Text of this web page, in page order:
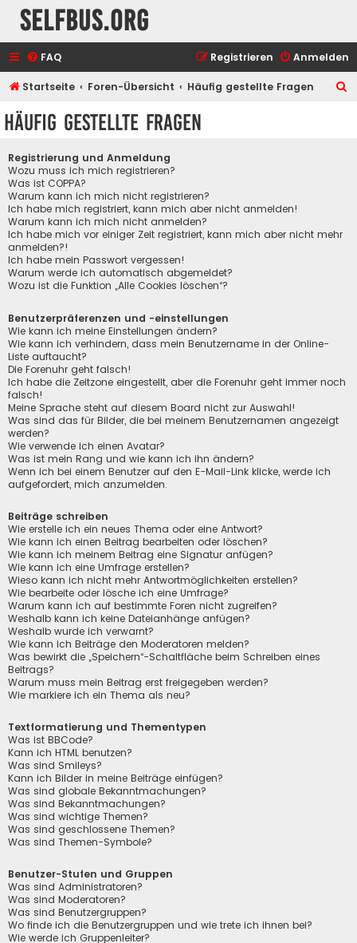
selfbus.org
FAQ Anmelden
Registrieren
Startseite Foren-Übersicht Häufig gestellte Fragen
Häufig gestellte Fragen
Registrierung und Anmeldung
Wozu muss ich mich registrieren?
Was ist COPPA?
Warum kann ich mich nicht registrieren?
Ich habe mich registriert, kann mich aber nicht anmelden!
Warum kann ich mich nicht anmelden?
Ich habe mich vor einiger Zeit registriert, kann mich aber nicht mehr
anmelden?!
Ich habe mein Passwort vergessen!
Warum werde ich automatisch abgemeldet?
Wozu ist die Funktion „Alle Cookies löschen“?
Benutzerpräferenzen und -einstellungen
Wie kann ich meine Einstellungen ändern?
Wie kann ich verhindern, dass mein Benutzername in der Online-
Liste auftaucht?
Die Forenuhr geht falsch!
Ich habe die Zeitzone eingestellt, aber die Forenuhr geht immer noch
falsch!
Meine Sprache steht auf diesem Board nicht zur Auswahl!
Was sind das für Bilder, die bei meinem Benutzernamen angezeigt
werden?
Wie verwende ich einen Avatar?
Was ist mein Rang und wie kann ich ihn ändern?
Wenn ich bei einem Benutzer auf den E-Mail-Link klicke, werde ich
aufgefordert, mich anzumelden.
Beiträge schreiben
Wie erstelle ich ein neues Thema oder eine Antwort?
Wie kann ich einen Beitrag bearbeiten oder löschen?
Wie kann ich meinem Beitrag eine Signatur anfügen?
Wie kann ich eine Umfrage erstellen?
Wieso kann ich nicht mehr Antwortmöglichkeiten erstellen?
Wie bearbeite oder lösche ich eine Umfrage?
Warum kann ich auf bestimmte Foren nicht zugreifen?
Weshalb kann ich keine Dateianhänge anfügen?
Weshalb wurde ich verwarnt?
Wie kann ich Beiträge den Moderatoren melden?
Was bewirkt die „Speichern“-Schaltfläche beim Schreiben eines
Beitrags?
Warum muss mein Beitrag erst freigegeben werden?
Wie markiere ich ein Thema als neu?
Textformatierung und Thementypen
Was ist BBCode?
Kann ich HTML benutzen?
Was sind Smileys?
Kann ich Bilder in meine Beiträge einfügen?
Was sind globale Bekanntmachungen?
Was sind Bekanntmachungen?
Was sind wichtige Themen?
Was sind geschlossene Themen?
Was sind Themen-Symbole?
Benutzer-Stufen und Gruppen
Was sind Administratoren?
Was sind Moderatoren?
Was sind Benutzergruppen?
Wo finde ich die Benutzergruppen und wie trete ich ihnen bei?
Wie werde ich Gruppenleiter?